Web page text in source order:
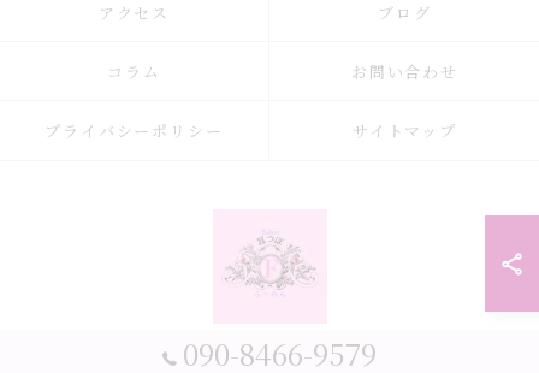
090-8466-9579
アクセス ブログ
コラム お問い合わせ
プライバシーポリシー サイトマップ